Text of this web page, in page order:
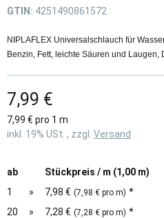
GTIN: 4251490861572
NIPLAFLEX Universalschlauch für
Benzin, Fett, leichte Säuren und
7,99 €
7,99 € pro 1 m
inkl. 19% USt. , zzgl. Versand
ab
Stückpreis / m (1,00 m)
1
» 7,98 € (7,98 € pro m) *
20
» 7,28 € (7,28 € pro m) *